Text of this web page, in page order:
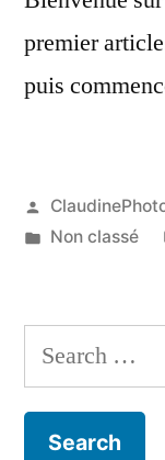
premier
puis
Posted
by
Posted
Non classé
Search
for: